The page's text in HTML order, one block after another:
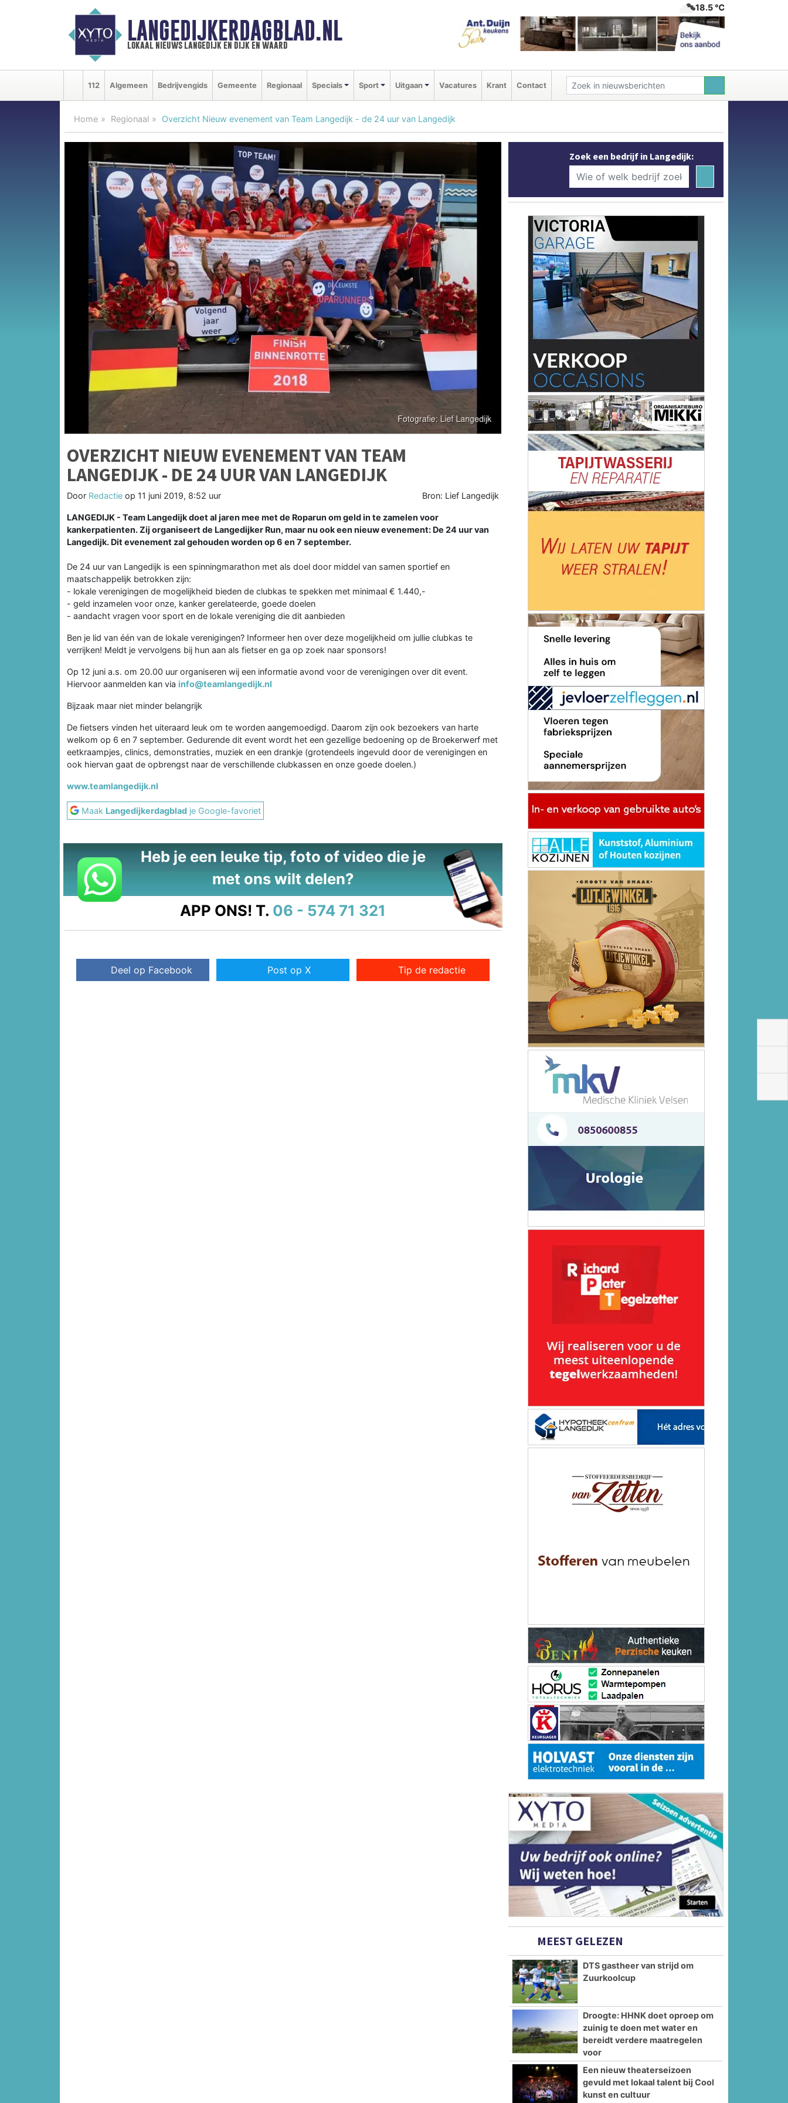
LANGEDIJKERDAGBLAD.NL
lokaal nieuws langedijk en dijk en waard
18.5 ℃
112 Algemeen Bedrijvengids Gemeente Regionaal Specials Sport Uitgaan Vacatures Krant Contact
Home Regionaal Overzicht Nieuw evenement van Team Langedijk - de 24 uur van Langedijk
OVERZICHT NIEUW EVENEMENT VAN TEAM
LANGEDIJK - DE 24 UUR VAN LANGEDIJK
Door Redactie op 11 juni 2019, 8:52 uur Bron: Lief Langedijk
LANGEDIJK - Team Langedijk doet al jaren mee met de Roparun om geld in te zamelen voor
kankerpatienten. Zij organiseert de Langedijker Run, maar nu ook een nieuw evenement: De 24 uur van
Langedijk. Dit evenement zal gehouden worden op 6 en 7 september.
De 24 uur van Langedijk is een spinningmarathon met als doel door middel van samen sportief en
maatschappelijk betrokken zijn:
- lokale verenigingen de mogelijkheid bieden de clubkas te spekken met minimaal € 1.440,-
- geld inzamelen voor onze, kanker gerelateerde, goede doelen
- aandacht vragen voor sport en de lokale vereniging die dit aanbieden
Ben je lid van één van de lokale verenigingen? Informeer hen over deze mogelijkheid om jullie clubkas te
verrijken! Meldt je vervolgens bij hun aan als fietser en ga op zoek naar sponsors!
Op 12 juni a.s. om 20.00 uur organiseren wij een informatie avond voor de verenigingen over dit event.
Hiervoor aanmelden kan via info@teamlangedijk.nl
Bijzaak maar niet minder belangrijk
De fietsers vinden het uiteraard leuk om te worden aangemoedigd. Daarom zijn ook bezoekers van harte
welkom op 6 en 7 september. Gedurende dit event wordt het een gezellige bedoening op de Broekerwerf met
eetkraampjes, clinics, demonstraties, muziek en een drankje (grotendeels ingevuld door de verenigingen en
ook hiervan gaat de opbrengst naar de verschillende clubkassen en onze goede doelen.)
www.teamlangedijk.nl
Maak Langedijkerdagblad je Google-favoriet
Heb je een leuke tip, foto of video die je
met ons wilt delen?
APP ONS! T. 06 - 574 71 321
Deel op Facebook Post op X Tip de redactie
Zoek een bedrijf in Langedijk:
MEEST GELEZEN
DTS gastheer van strijd om
Zuurkoolcup
Droogte: HHNK doet oproep om
zuinig te doen met water en
bereidt verdere maatregelen
voor
Een nieuw theaterseizoen
gevuld met lokaal talent bij Cool
kunst en cultuur